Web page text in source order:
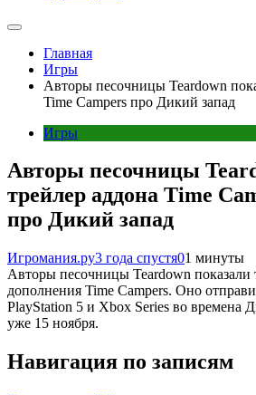
Главная
Игры
Авторы песочницы Teardown
Time Campers про Дикий запад
Игры
Авторы песочницы
трейлер аддона Time
про Дикий запад
Игромания.ру3 года спустя01 минуты
Авторы песочницы Teardown показали
дополнения Time Campers. Оно
PlayStation 5 и Xbox Series во времена
уже 15 ноября.
Навигация по записям